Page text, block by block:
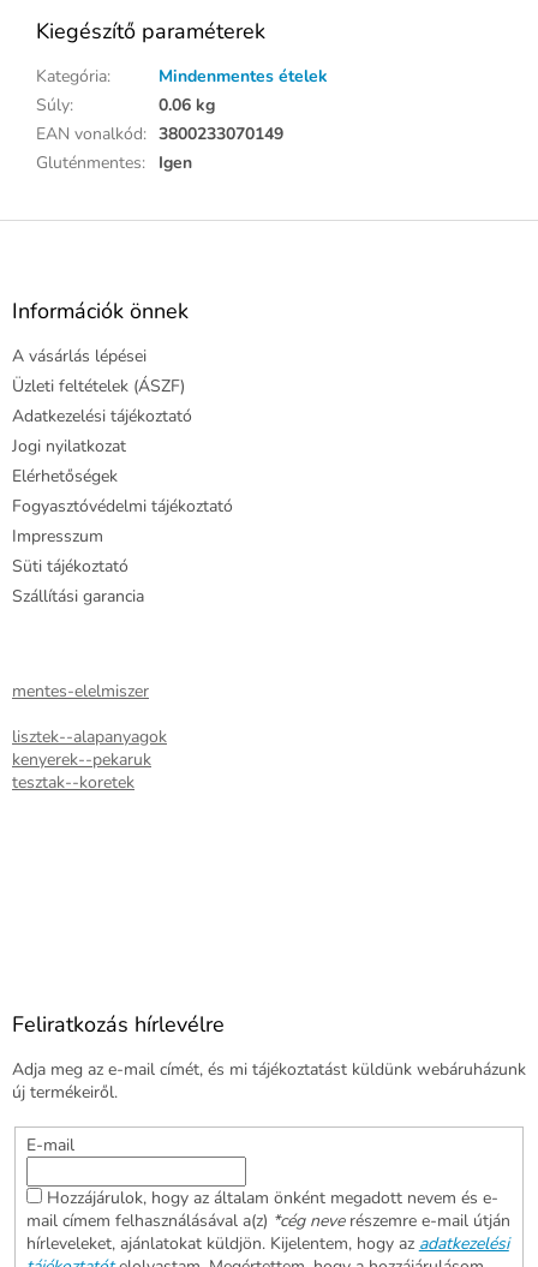
Kiegészítő paraméterek
Kategória:
Mindenmentes ételek
Súly:
0.06 kg
EAN vonalkód: 3800233070149
Gluténmentes: Igen
L
Információk önnek
A vásárlás lépései
Üzleti feltételek (ÁSZF)
Adatkezelési tájékoztató
Jogi nyilatkozat
Elérhetőségek
Fogyasztóvédelmi tájékoztató
Impresszum
Süti tájékoztató
Szállítási garancia
mentes-elelmiszer
lisztek--alapanyagok
kenyerek--pekaruk
tesztak--koretek
Feliratkozás hírlevélre
Adja meg az e-mail címét, és mi tájékoztatást küldünk webáruházunk
új termékeiről.
E-mail
Hozzájárulok, hogy az általam önként megadott nevem és e-
mail címem felhasználásával a(z) *cég neverészemre e-mail útján
hírleveleket, ajánlatokat küldjön. Kijelentem, hogy az adatkezelési